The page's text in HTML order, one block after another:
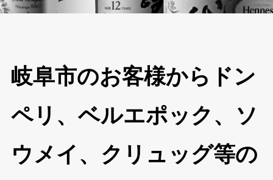
岐阜市のお客様からドン
ペリ、ベルエポック、ソ
ウメイ、クリュッグ等の